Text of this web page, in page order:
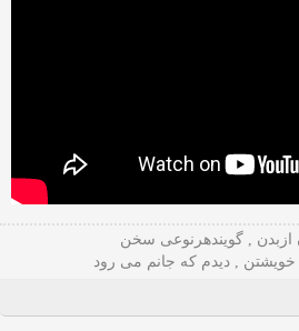
ازبدن , گویندهرنوعی سخن
, دیدم که جانم می رود